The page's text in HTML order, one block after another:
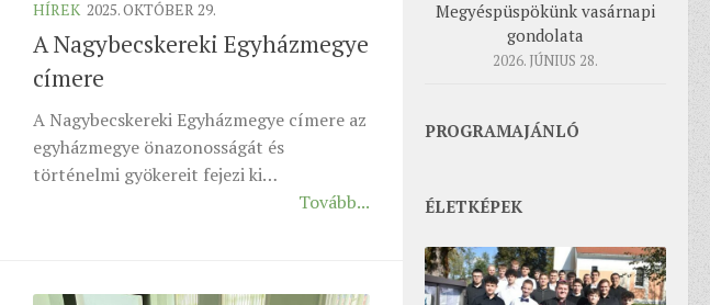
HÍREK 2025. OKTÓBER 29.
A Nagybecskereki Egyházmegye
címere
A Nagybecskereki Egyházmegye címere az
egyházmegye önazonosságát és
történelmi gyökereit fejezi ki…
Tovább...
Megyéspüspökünk vasárnapi
gondolata
2026. JÚNIUS 28.
PROGRAMAJÁNLÓ
ÉLETKÉPEK